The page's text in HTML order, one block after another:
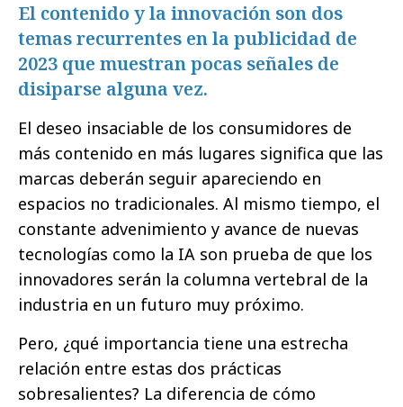
El contenido y la innovación son dos
temas recurrentes en la publicidad de
2023 que muestran pocas señales de
disiparse alguna vez.
El deseo insaciable de los consumidores de
más contenido en más lugares significa que las
marcas deberán seguir apareciendo en
espacios no tradicionales. Al mismo tiempo, el
constante advenimiento y avance de nuevas
tecnologías como la IA son prueba de que los
innovadores serán la columna vertebral de la
industria en un futuro muy próximo.
Pero, ¿qué importancia tiene una estrecha
relación entre estas dos prácticas
sobresalientes? La diferencia de cómo